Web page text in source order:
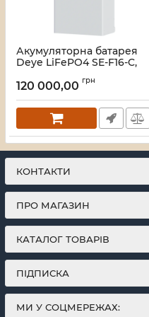
Акумуляторна батарея
Deye LiFePO4 SE-F16-C,
BMS125A до 32 parallel,
6000Cycles,(480*830*235),
Артикул:44955
120 000,00 грн
КОНТАКТИ
ПРО МАГАЗИН
КАТАЛОГ ТОВАРІВ
ПІДПИСКА
МИ У СОЦМЕРЕЖАХ: